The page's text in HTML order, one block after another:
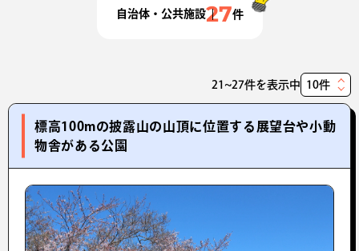
自治体・公共施設27件
21~27件を表示中
表
件
標高100mの披露山の山頂に位置する展望台や小動
物舎がある公園